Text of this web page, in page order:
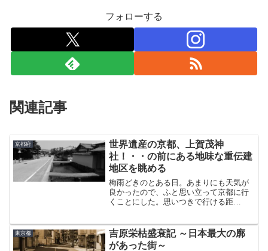
フォローする
関連記事
京都府
世界遺産の京都、上賀茂神
社！・・の前にある地味な重伝建
地区を眺める
梅雨どきのとある日。あまりにも天気が
良かったので、ふと思い立って京都に行
くことにした。思いつきで行ける距
特有のうだるような暑さに歩くと容赦な
く汗が噴出す。鴨川を眺めても...
東京都
吉原栄枯盛衰記 ～日本最大の廓
があった街～